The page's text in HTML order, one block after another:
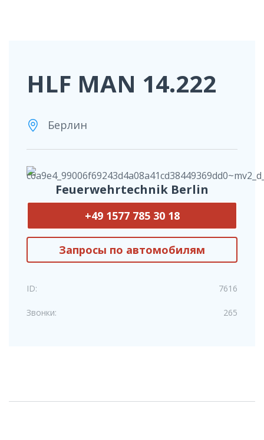
HLF MAN 14.222
Берлин
Feuerwehrtechnik Berlin
+49 1577 785 30 18
Запросы по автомобилям
ID: 7616
Звонки: 265